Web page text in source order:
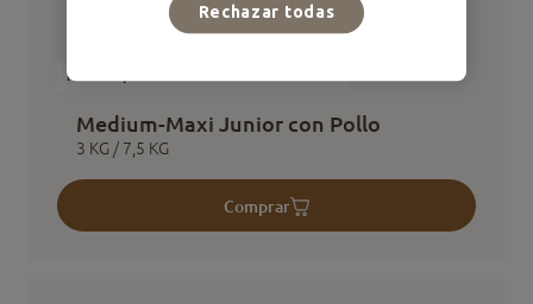
Medium / Maxi
Medium-Maxi Junior con Pollo
3 KG / 7,5 KG
Comprar
Rechazar todas